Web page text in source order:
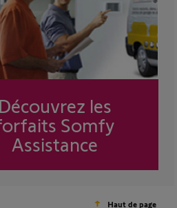
Découvrez les
Somfy
Assistance
Haut de page